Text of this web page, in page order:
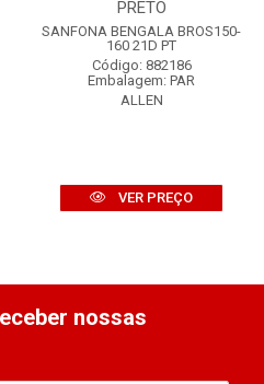
PRETO
SANFONA BENGALA BROS150-
160 21D PT
Código: 882186
Embalagem: PAR
ALLEN
VER PREÇO
nossas